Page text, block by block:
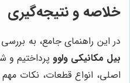
خلاصه و نتیجه‌گیری
در این راهنمای جامع، به
بیل مکانیکی ولوو پرداختیم و
اصلی، انواع قطعات، نکات